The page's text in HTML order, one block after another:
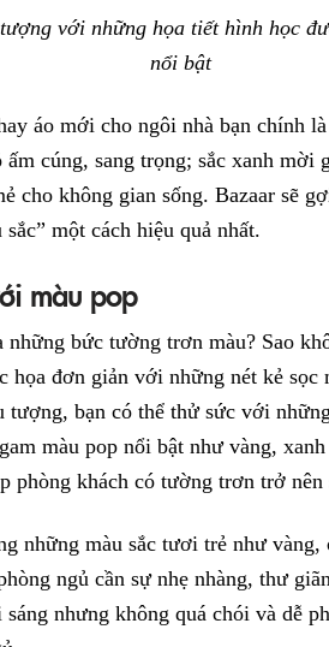
với những họa tiết hình học
nổi bật
áo mới cho ngôi nhà bạn chính
ấm cúng, sang trọng; sắc xanh
cho không gian sống. Bazaar sẽ
một cách hiệu quả nhất.
màu pop
những bức tường trơn màu? Sao
họa đơn giản với những nét kẻ sọc
tượng, bạn có thể thử sức với
màu pop nổi bật như vàng,
phòng khách có tường trơn trở nên
những màu sắc tươi trẻ như
ngủ cần sự nhẹ nhàng, thư
nhưng không quá chói và dễ